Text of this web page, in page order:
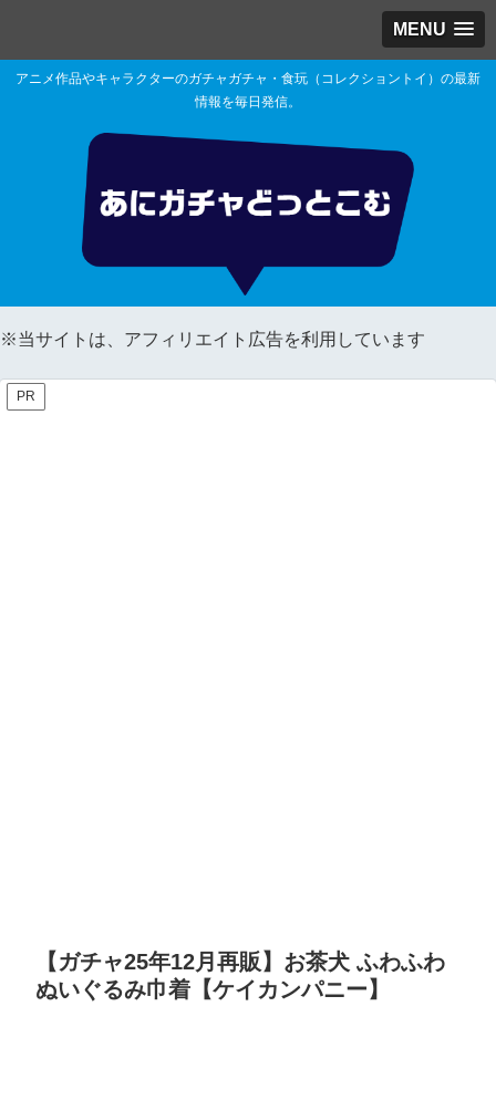
MENU
アニメ作品やキャラクターのガチャガチャ・食玩（コレクショントイ）の最新
情報を毎日発信。
※当サイトは、アフィリエイト広告を利用しています
PR
【ガチャ25年12月再販】お茶犬 ふわふわ
ぬいぐるみ巾着【ケイカンパニー】